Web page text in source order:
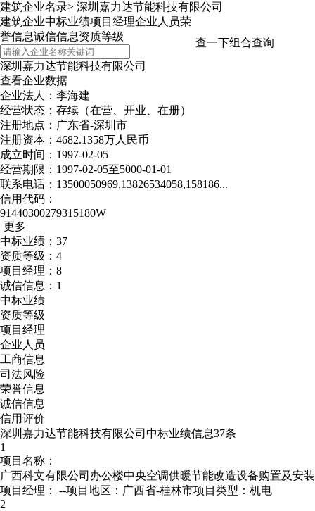
建筑企业名录> 深圳嘉力达节能科技有限公司
建筑企业中标业绩项目经理企业人员荣
誉信息诚信信息资质等级 查一下组合查询
深圳嘉力达节能科技有限公司
查看企业数据
企业法人：李海建
经营状态：存续（在营、开业、在册）
注册地点：广东省-深圳市
注册资本：4682.1358万人民币
成立时间：1997-02-05
经营期限：1997-02-05至5000-01-01
联系电话：13500050969,13826534058,158186...
信用代码：
91440300279315180W
更多
中标业绩：37
资质等级：4
项目经理：8
诚信信息：1
中标业绩
资质等级
项目经理
企业人员
工商信息
司法风险
荣誉信息
诚信信息
信用评价
深圳嘉力达节能科技有限公司中标业绩信息37条
1
项目名称：
广西科文有限公司办公楼中央空调供暖节能改造设备购置及安装
项目经理： --项目地区：广西省-桂林市项目类型：机电
2